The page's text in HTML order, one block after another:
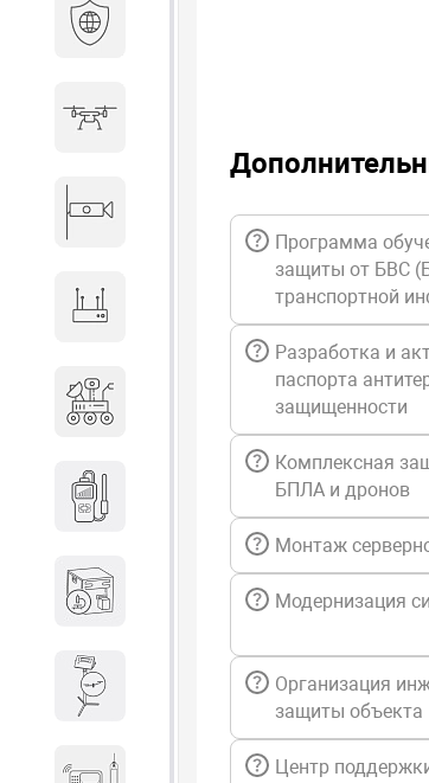
Видеонаблюдение
Сетевое оборудование
Антитеррористическое
Дозиметрическое
оборудование
Атомно-эмиссионные
спектрометры
Весы и весовое оборудование
Гидроакустическое
Программа
защиты от БВС
транспортной
Разработка и
паспорта
защищенности
Комплексная
БПЛА и дронов
Монтаж
Модернизация
Организация
защиты объекта
Центр